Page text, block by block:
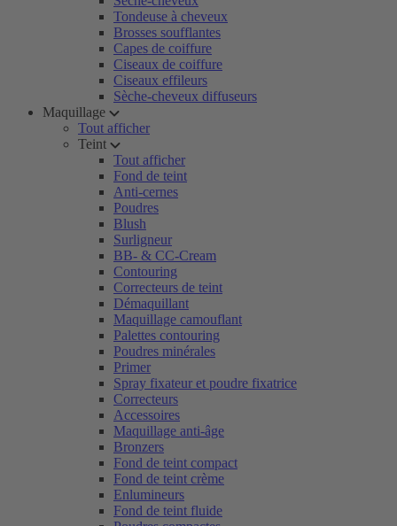
Tondeuse à cheveux
Brosses soufflantes
Capes de coiffure
Ciseaux de coiffure
Ciseaux effileurs
Sèche-cheveux diffuseurs
Maquillage
Tout afficher
Teint
Tout afficher
Fond de teint
Anti-cernes
Poudres
Blush
Surligneur
BB- & CC-Cream
Contouring
Correcteurs de teint
Démaquillant
Maquillage camouflant
Palettes contouring
Poudres minérales
Primer
Spray fixateur et poudre fixatrice
Correcteurs
Accessoires
Maquillage anti-âge
Bronzers
Fond de teint compact
Fond de teint crème
Enlumineurs
Fond de teint fluide